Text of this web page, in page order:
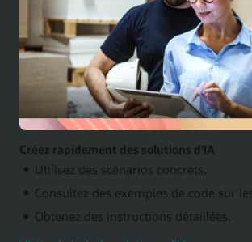
Créez rapidement des solutions d'IA
Utilisez des scénarios concrets.
Consultez des exemples de code sur
Obtenez des instructions détaillées.